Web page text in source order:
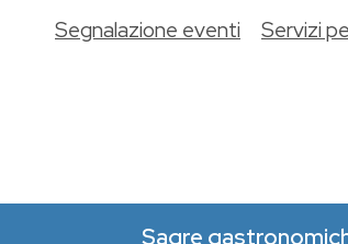
Sagre
Segnalazione eventi Servizi